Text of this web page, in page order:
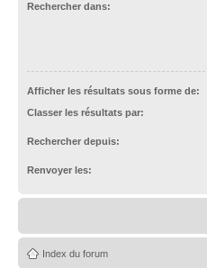
Rechercher dans:
Afficher les résultats sous forme de:
Classer les résultats par:
Rechercher depuis:
Renvoyer les:
Index du forum